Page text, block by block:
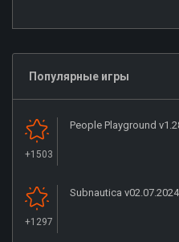
Популярные игры
+1503
People Playground
+1297
Subnautica